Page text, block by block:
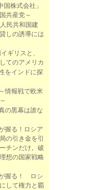
株式会社」
共産党～
民共和国建
しの誘導には
ギリスと、
てのアメリカ
をインドに探
情報戦で欧米
の黒幕は誰な
握る！ロシア
の引き金を引
チンだけ。破
想の国家戦略
握る！ ロシ
して権力と覇